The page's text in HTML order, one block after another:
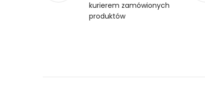
kurierem zamówionych
produktów